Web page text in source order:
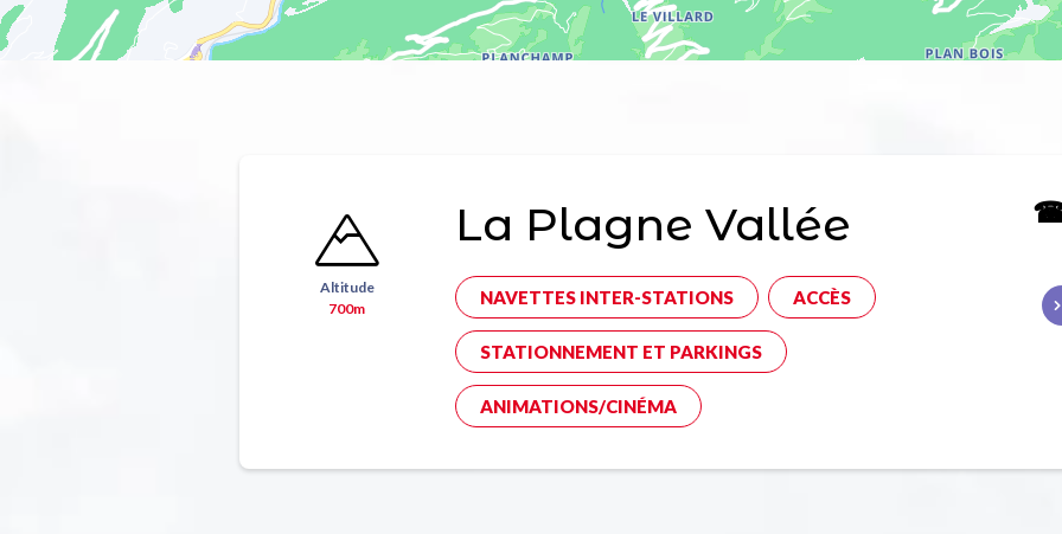
Altitude
700m
La Plagne Vallée
NAVETTES INTER-STATIONS ACCÈS
STATIONNEMENT ET PARKINGS
ANIMATIONS/CINÉMA
☎